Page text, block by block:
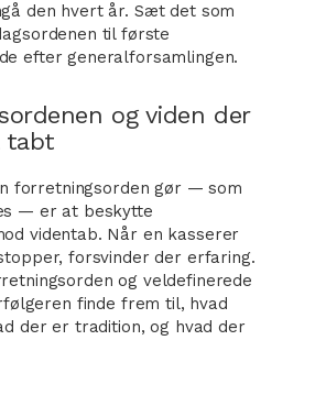
den hvert år. Sæt det som
til første
efter generalforsamlingen.
og viden der
tabt
forretningsorden gør — som
— er at beskytte
videntab. Når en kasserer
forsvinder der erfaring.
og veldefinerede
finde frem til, hvad
der er tradition, og hvad der